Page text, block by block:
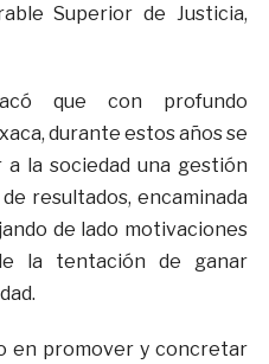
Superior de Justicia,
que con profundo
durante estos años se
la sociedad una gestión
resultados, encaminada
de lado motivaciones
la tentación de ganar
en promover y concretar